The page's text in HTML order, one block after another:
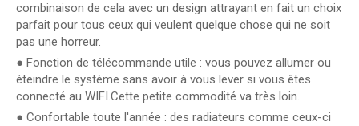
combinaison de cela avec un design attrayant en fait un choix
parfait pour tous ceux qui veulent quelque chose qui ne soit
pas une horreur.
● Fonction de télécommande utile : vous pouvez allumer ou
éteindre le système sans avoir à vous lever si vous êtes
connecté au WIFI.Cette petite commodité va très loin.
● Confortable toute l'année : des radiateurs comme ceux-ci